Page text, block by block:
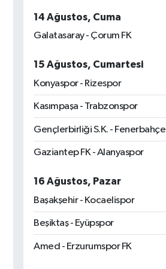
14 Ağustos, Cuma
Galatasaray - Çorum FK
15 Ağustos, Cumartesi
Konyaspor - Rizespor
Kasımpaşa - Trabzonspor
Gençlerbirliği S.K. - Fenerbahçe
Gaziantep FK - Alanyaspor
16 Ağustos, Pazar
Başakşehir - Kocaelispor
Beşiktaş - Eyüpspor
Amed - Erzurumspor FK